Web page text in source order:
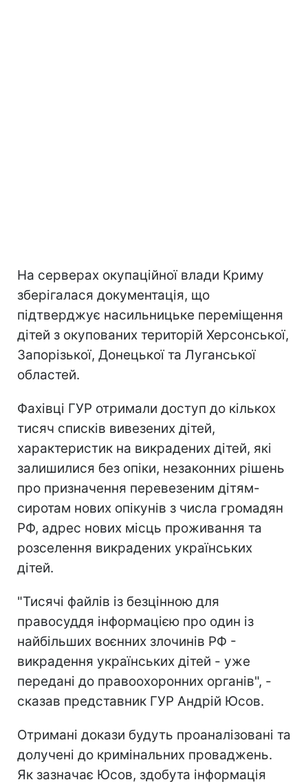
На серверах окупаційної влади Криму
зберігалася документація, що
підтверджує насильницьке переміщення
дітей з окупованих територій Херсонської,
Запорізької, Донецької та Луганської
областей.
Фахівці ГУР отримали доступ до кількох
тисяч списків вивезених дітей,
характеристик на викрадених дітей, які
залишилися без опіки, незаконних рішень
про призначення перевезеним дітям-
сиротам нових опікунів з числа громадян
РФ, адрес нових місць проживання та
розселення викрадених українських
дітей.
"Тисячі файлів із безцінною для
правосуддя інформацією про один із
найбільших воєнних злочинів РФ -
викрадення українських дітей - уже
передані до правоохоронних органів", -
сказав представник ГУР Андрій Юсов.
Отримані докази будуть проаналізовані та
долучені до кримінальних проваджень.
Як зазначає Юсов, здобута інформація